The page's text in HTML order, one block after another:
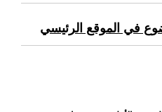
في الموقع الرئيسي